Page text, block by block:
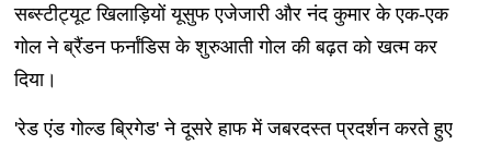
सब्स्टीट्यूट खिलाड़ियों यूसुफ एजेजारी और नंद कुमार के एक-एक
गोल ने ब्रैंडन फर्नांडिस के शुरुआती गोल की बढ़त को खत्म कर
दिया।
'रेड एंड गोल्ड ब्रिगेड' ने दूसरे हाफ में जबरदस्त प्रदर्शन करते हुए